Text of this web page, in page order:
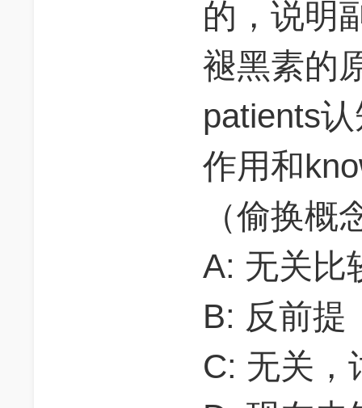
的，说明
褪黑素的
patients
作用和
（偷换概
A: 无关比
B: 反前提
C: 无关，